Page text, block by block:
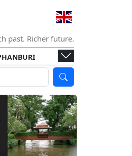
past. Richer future.
KOH LANTA
RATCHABURI
CHANG